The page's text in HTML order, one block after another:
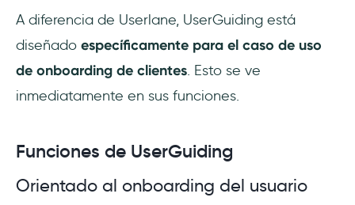
A diferencia de Userlane, UserGuiding está
diseñado específicamente para el caso de uso
de onboarding de clientes. Esto se ve
inmediatamente en sus funciones.
Funciones de UserGuiding
Orientado al onboarding del usuario